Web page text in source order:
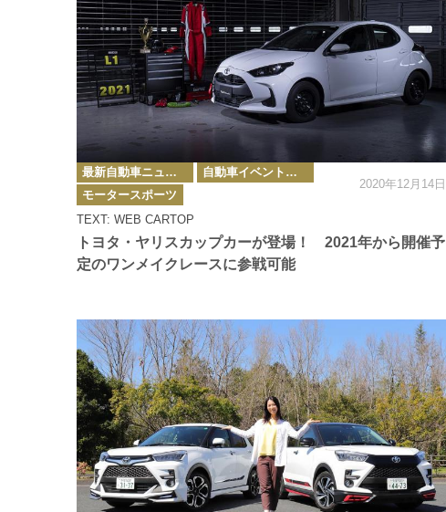
トヨタ・ヤリスカップカーが登場！ 2021年から開催予
定のワンメイクレースに参戦可能
TEXT: WEB CARTOP
カ
テ
ゴ
リ
ー
最新自動車ニュース
自動車イベント・カーイベント
モータースポーツ
2020年12月14日